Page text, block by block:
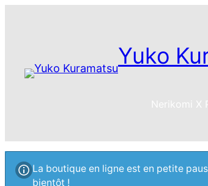
Yuko
Nerikomi X
La boutique en ligne est en petite
bientôt !